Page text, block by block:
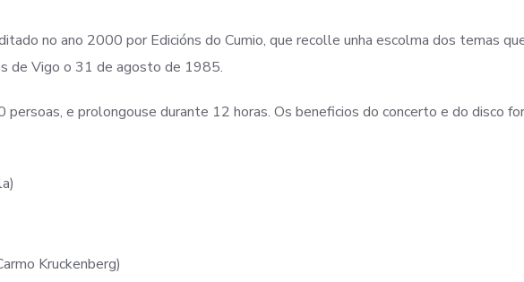
no ano 2000 por Edicións do Cumio, que recolle unha escolma dos temas
de Vigo o 31 de agosto de 1985.
e prolongouse durante 12 horas. Os beneficios do concerto e do disco
Kruckenberg)